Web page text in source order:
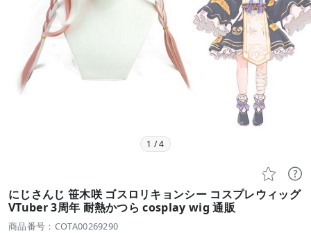
1 /4
 
にじさんじ 笹木咲 ゴスロリキョンシー コスプレウィッグ
VTuber 3周年 耐熱かつら cosplay wig 通販
商品番号：COTA00269290